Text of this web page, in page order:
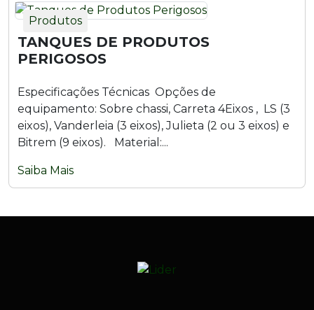
Produtos
TANQUES DE PRODUTOS
PERIGOSOS
Especificações Técnicas Opções de
equipamento: Sobre chassi, Carreta 4Eixos , LS (3
eixos), Vanderleia (3 eixos), Julieta (2 ou 3 eixos) e
Bitrem (9 eixos). Material:...
Saiba Mais